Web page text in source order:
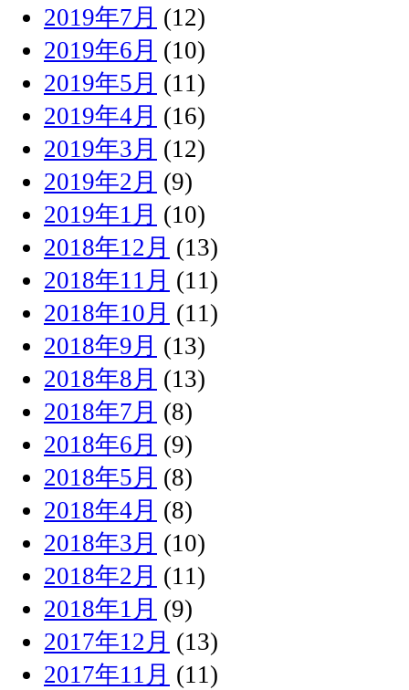
2019年7月 (12)
2019年6月 (10)
2019年5月 (11)
2019年4月 (16)
2019年3月 (12)
2019年2月 (9)
2019年1月 (10)
2018年12月 (13)
2018年11月 (11)
2018年10月 (11)
2018年9月 (13)
2018年8月 (13)
2018年7月 (8)
2018年6月 (9)
2018年5月 (8)
2018年4月 (8)
2018年3月 (10)
2018年2月 (11)
2018年1月 (9)
2017年12月 (13)
2017年11月 (11)